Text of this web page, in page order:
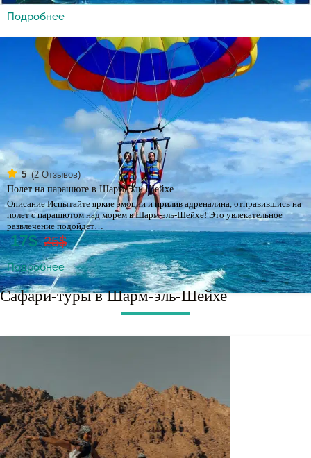
Подробнее
5 (2Отзывов)
Полет на парашюте в Шарм Эль Шейхе
Описание Испытайте яркие эмоции и прилив адреналина, отправившись на
полет с парашютом над морем в Шарм-эль-Шейхе! Это увлекательное
развлечение подойдет…
17$ 25$
Подробнее
Сафари-туры в Шарм-эль-Шейхе